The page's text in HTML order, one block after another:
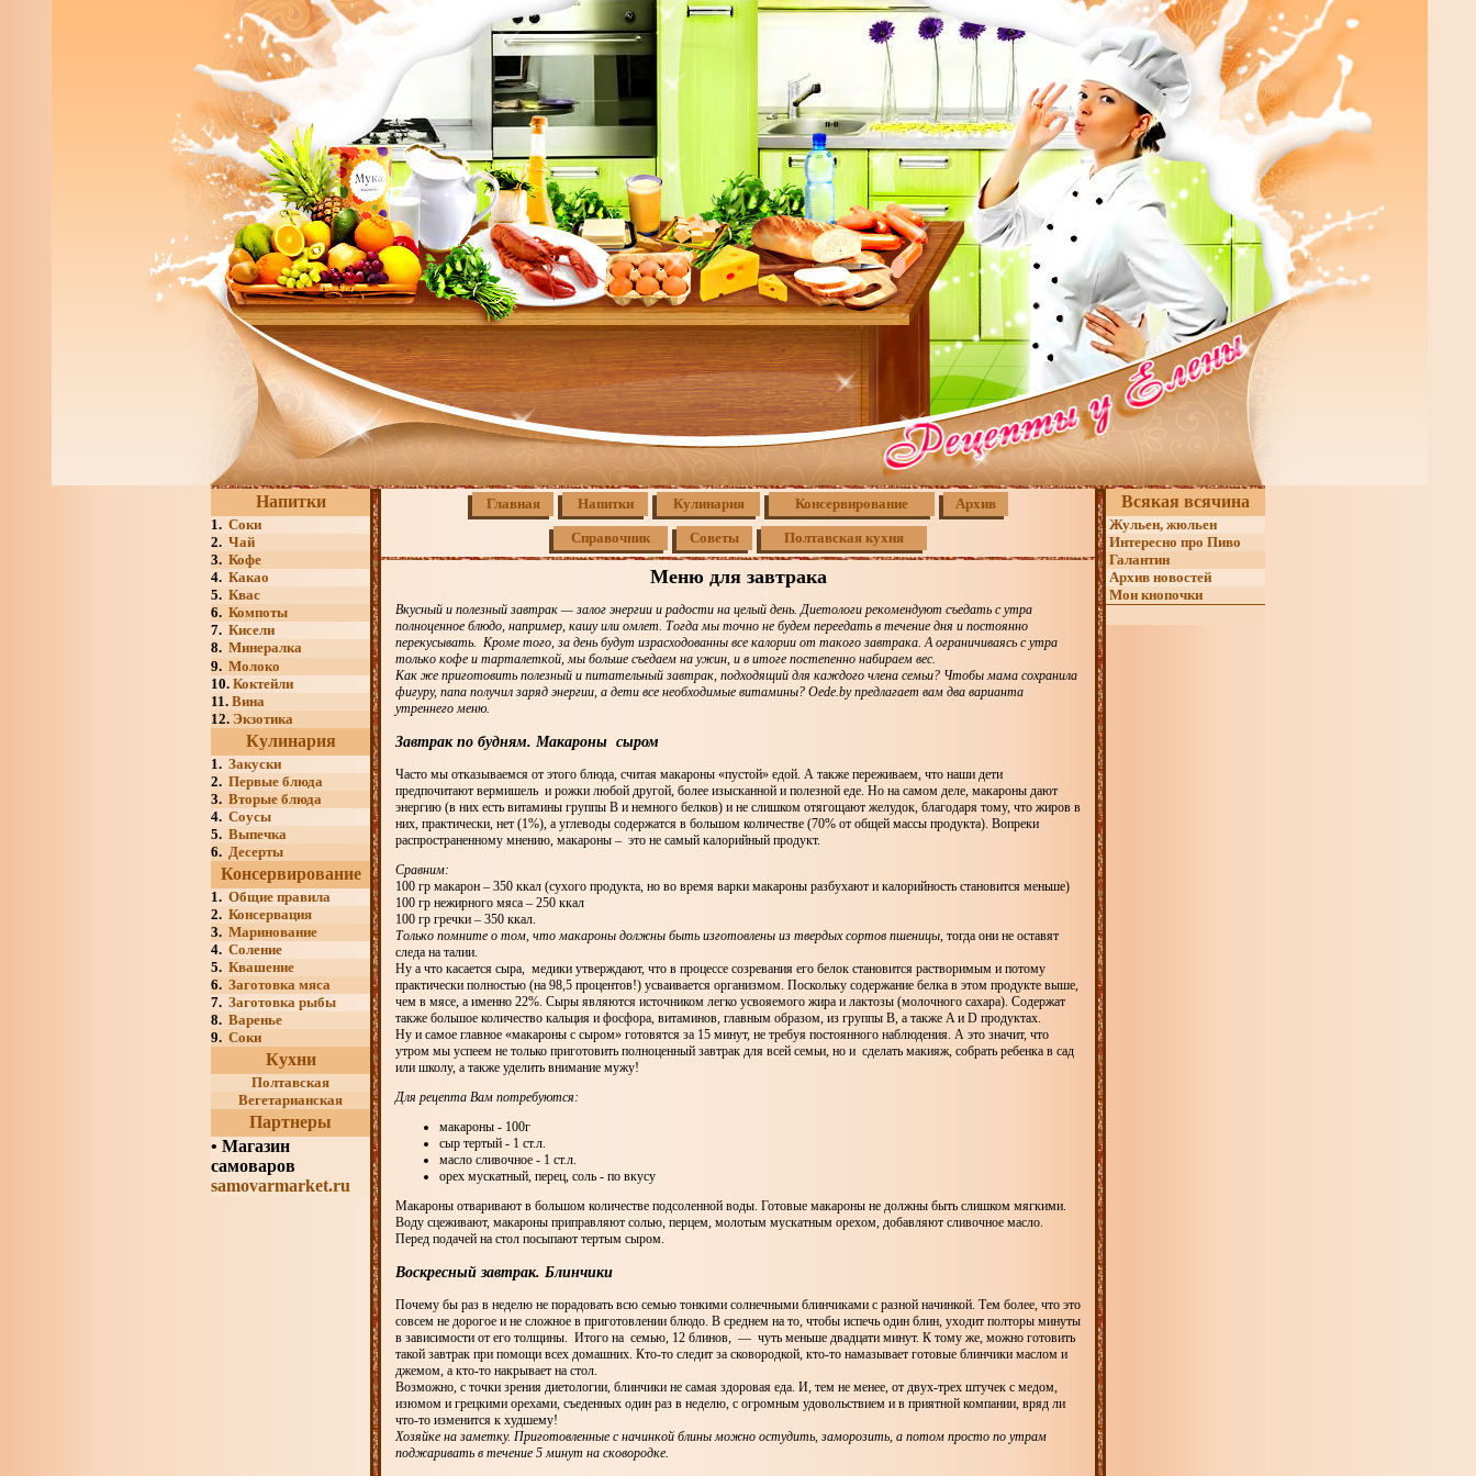
Напитки
1. Соки
2. Чай
3. Кофе
4. Какао
5. Квас
6. Компоты
7. Кисели
8. Минералка
9. Молоко
10. Коктейли
11. Вина
12. Экзотика
Кулинария
1. Закуски
2. Первые блюда
3. Вторые блюда
4. Соусы
5. Выпечка
6. Десерты
Консервирование
1. Общие правила
2. Консервация
3. Маринование
4. Соление
5. Квашение
6. Заготовка мяса
7. Заготовка рыбы
8. Варенье
9. Соки
Кухни
Полтавская
Вегетарианская
Партнеры
• Магазин
самоваров
samovarmarket.ru
Главная Напитки Кулинария Консервирование Архив
Справочник Советы Полтавская кухня
Меню для завтрака
Вкусный и полезный завтрак — залог энергии и радости на целый день. Диетологи рекомендуют съедать с утра
полноценное блюдо, например, кашу или омлет. Тогда мы точно не будем переедать в течение дня и постоянно
перекусывать. Кроме того, за день будут израсходованны все калории от такого завтрака. А ограничиваясь с утра
только кофе и тарталеткой, мы больше съедаем на ужин, и в итоге постепенно набираем вес.
Как же приготовить полезный и питательный завтрак, подходящий для каждого члена семьи? Чтобы мама сохранила
фигуру, папа получил заряд энергии, а дети все необходимые витамины? Оede.by предлагает вам два варианта
утреннего меню.
Завтрак по будням. Макароны сыром
Часто мы отказываемся от этого блюда, считая макароны «пустой» едой. А также переживаем, что наши дети
предпочитают вермишель и рожки любой другой, более изысканной и полезной еде. Но на самом деле, макароны дают
энергию (в них есть витамины группы В и немного белков) и не слишком отягощают желудок, благодаря тому, что жиров в
них, практически, нет (1%), а углеводы содержатся в большом количестве (70% от общей массы продукта). Вопреки
распространенному мнению, макароны – это не самый калорийный продукт.
Сравним:
100 гр макарон – 350 ккал (сухого продукта, но во время варки макароны разбухают и калорийность становится меньше)
100 гр нежирного мяса – 250 ккал
100 гр гречки – 350 ккал.
Только помните о том, что макароны должны быть изготовлены из твердых сортов пшеницы, тогда они не оставят
следа на талии.
Ну а что касается сыра, медики утверждают, что в процессе созревания его белок становится растворимым и потому
практически полностью (на 98,5 процентов!) усваивается организмом. Поскольку содержание белка в этом продукте выше,
чем в мясе, а именно 22%. Сыры являются источником легко усвояемого жира и лактозы (молочного сахара). Содержат
также большое количество кальция и фосфора, витаминов, главным образом, из группы В, а также A и D продуктах.
Ну и самое главное «макароны с сыром» готовятся за 15 минут, не требуя постоянного наблюдения. А это значит, что
утром мы успеем не только приготовить полноценный завтрак для всей семьи, но и сделать макияж, собрать ребенка в сад
или школу, а также уделить внимание мужу!
Для рецепта Вам потребуются:
макароны - 100г
сыр тертый - 1 ст.л.
масло сливочное - 1 ст.л.
орех мускатный, перец, соль - по вкусу
Макароны отваривают в большом количестве подсоленной воды. Готовые макароны не должны быть слишком мягкими.
Воду сцеживают, макароны приправляют солью, перцем, молотым мускатным орехом, добавляют сливочное масло.
Перед подачей на стол посыпают тертым сыром.
Воскресный завтрак. Блинчики
Почему бы раз в неделю не порадовать всю семью тонкими солнечными блинчиками с разной начинкой. Тем более, что это
совсем не дорогое и не сложное в приготовлении блюдо. В среднем на то, чтобы испечь один блин, уходит полторы минуты
в зависимости от его толщины. Итого на семью, 12 блинов, — чуть меньше двадцати минут. К тому же, можно готовить
такой завтрак при помощи всех домашних. Кто-то следит за сковородкой, кто-то намазывает готовые блинчики маслом и
джемом, а кто-то накрывает на стол.
Возможно, с точки зрения диетологии, блинчики не самая здоровая еда. И, тем не менее, от двух-трех штучек с медом,
изюмом и грецкими орехами, съеденных один раз в неделю, с огромным удовольствием и в приятной компании, вряд ли
что-то изменится к худшему!
Хозяйке на заметку. Приготовленные с начинкой блины можно остудить, заморозить, а потом просто по утрам
поджаривать в течение 5 минут на сковородке.
Всякая всячина
Жульен, жюльен
Интересно про Пиво
Галантин
Архив новостей
Мои кнопочки